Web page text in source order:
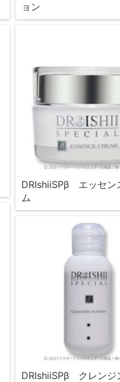
ョン
DRIshiiSPβ エッセン
ム
DRIshiiSPβ クレンジ